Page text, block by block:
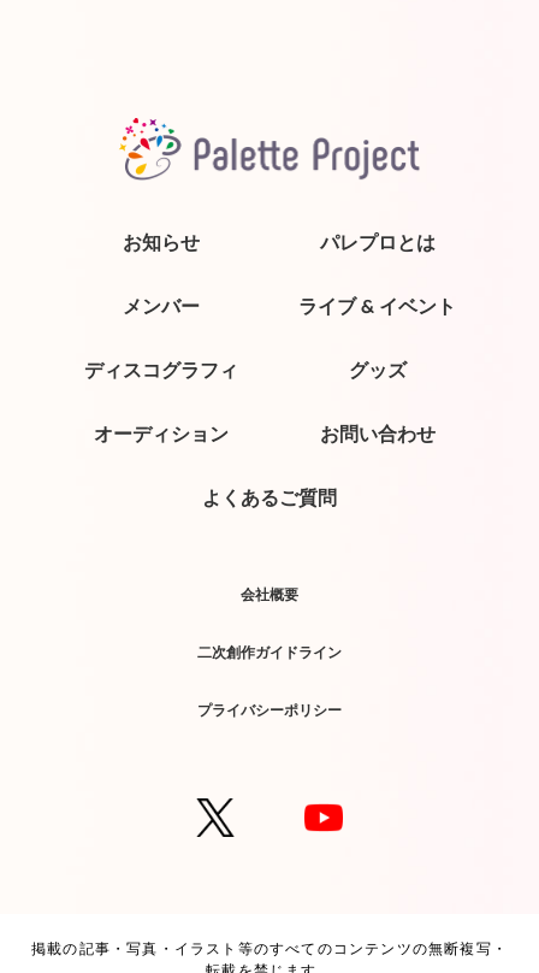
お知らせ パレプロとは
メンバー ライブ & イベント
ディスコグラフィ グッズ
オーディション お問い合わせ
よくあるご質問
会社概要
二次創作ガイドライン
プライバシーポリシー
掲載の記事・写真・イラスト等のすべてのコンテンツの無断複写・